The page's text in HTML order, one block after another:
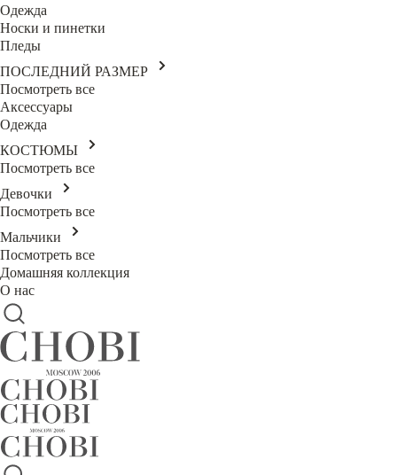
Одежда
Носки и пинетки
Пледы
ПОСЛЕДНИЙ РАЗМЕР
Посмотреть все
Аксессуары
Одежда
КОСТЮМЫ
Посмотреть все
Девочки
Посмотреть все
Мальчики
Посмотреть все
Домашняя коллекция
О нас